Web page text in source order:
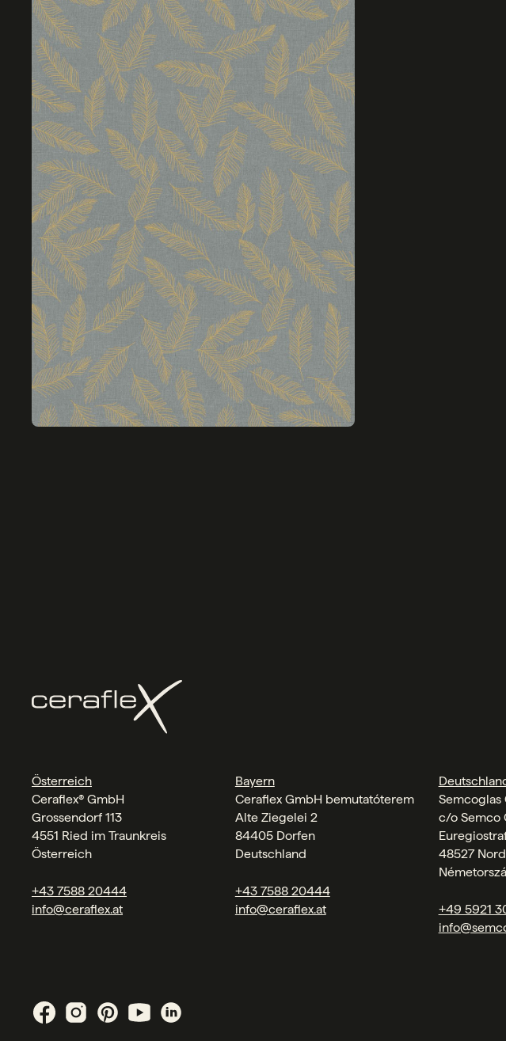
Österreich
Ceraflex® GmbH
Grossendorf 113
4551 Ried im Traunkreis
Österreich
+43 7588 20444
info@ceraflex.at
Bayern
Ceraflex GmbH bemutatóterem
Alte Ziegelei 2
84405 Dorfen
Deutschland
+43 7588 20444
info@ceraflex.at
Semcoglas
c/o Semco
48527
+49 5921